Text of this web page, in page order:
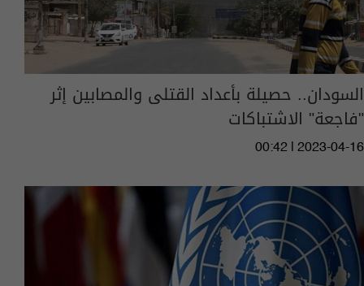
السودان.. حصيلة بأعداد القتلى والمصابين إثر
"فاجعة" الاشتباكات
00:42 | 2023-04-16